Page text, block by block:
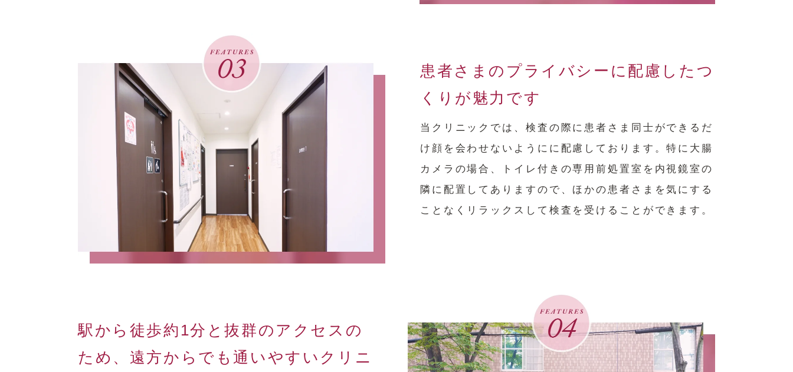
患者さまのプライバシーに配慮したつ
くりが魅力です
当クリニックでは、検査の際に患者さま同士ができるだ
け顔を会わせないようにに配慮しております。特に大腸
カメラの場合、トイレ付きの専用前処置室を内視鏡室の
隣に配置してありますので、ほかの患者さまを気にする
ことなくリラックスして検査を受けることができます。
駅から徒歩約1分と抜群のアクセスの
ため、遠方からでも通いやすいクリニ